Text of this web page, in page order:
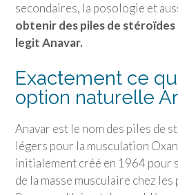
secondaires, la posologie et
obtenir des piles de
legit Anavar.
Exactement ce
option naturelle
Anavar est le nom des piles de
légers pour la musculation
initialement créé en 1964 pour
de la masse musculaire chez les